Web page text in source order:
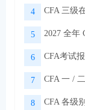
4 CFA 三级
5 2027 全年
6 CFA考试
7 CFA 一 /
8 CFA 各级